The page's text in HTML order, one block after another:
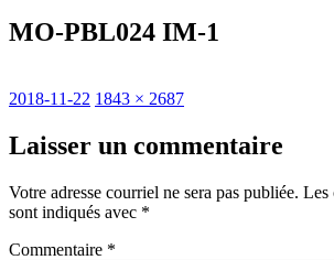
MO-PBL024 IM-1
Publié
2018-11-22 Taille
1843 × 2687
Laisser un commentaire
Votre adresse courriel ne sera pas publiée. Les
sont indiqués avec *
Commentaire *